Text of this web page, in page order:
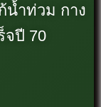
น้ำท่วม กาง
จปี 70